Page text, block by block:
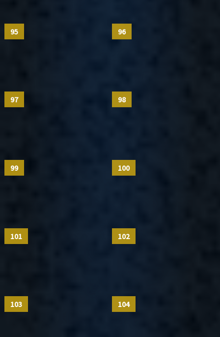
95 96
97 98
99 100
101 102
103 104